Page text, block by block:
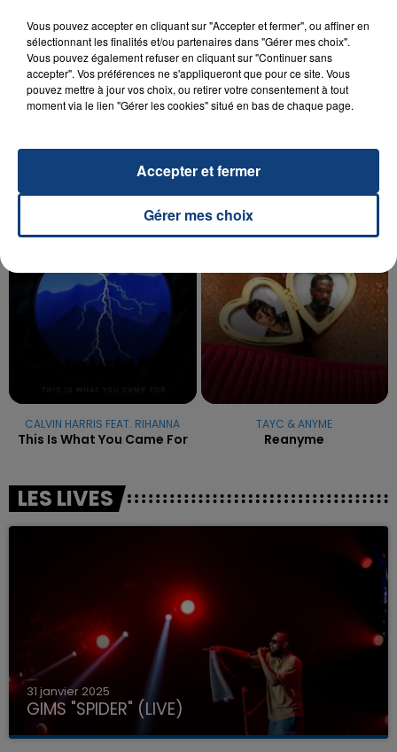
20 juillet 2026
UNE ADOLESCENTE DEVANT SE FAIRE
OPÉRER DE LA CHEVILLE RESSORT DE LA...
reconnu sa responsabilité et présenté ses
TITRES DIFFUSÉS
18h07
18h07
CALVIN HARRIS FEAT. RIHANNA
This Is What You Came For
18h05
18h05
TAYC & ANYME
Reanyme
LES LIVES
31 janvier 2025
GIMS "SPIDER" (LIVE)
Vous pouvez accepter en cliquant sur "Accepter et fermer", ou affiner en
sélectionnant les finalités et/ou partenaires dans "Gérer mes choix".
Vous pouvez également refuser en cliquant sur "Continuer sans
accepter". Vos préférences ne s'appliqueront que pour ce site. Vous
pouvez mettre à jour vos choix, ou retirer votre consentement à tout
moment via le lien "Gérer les cookies" situé en bas de chaque page.
Gérer mes choix
Accepter et fermer